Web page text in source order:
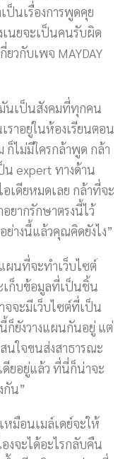
ป็นเรื่องการพูดคุย
เนยจะเป็นคนรับผิด
วกับเพจ MAYDAY
มันเป็นสังคมที่ทุกคน
าอยู่ในห้องเรียนตอน
ก็ไม่มีใครกล้าพูด กล้า
expert ทางด้าน
เดียหมดเลย กล้าที่จะ
ยากรักษาตรงนี้ไว้
ย่างนี้แล้วคุณคิดยังไง”
ผนที่จะทำเว็บไซต์
เก็บข้อมูลที่เป็นชิ้น
จจะมีเว็บไซต์ที่เป็น
ยังวางแผนกันอยู่ แต่
ใจขนส่งสาธารณะ
ยอยู่แล้ว ที่นี่ก็น่าจะ
น”
หมือนเมล์เดย์จะให้
งจะได้อะไรกลับคืน